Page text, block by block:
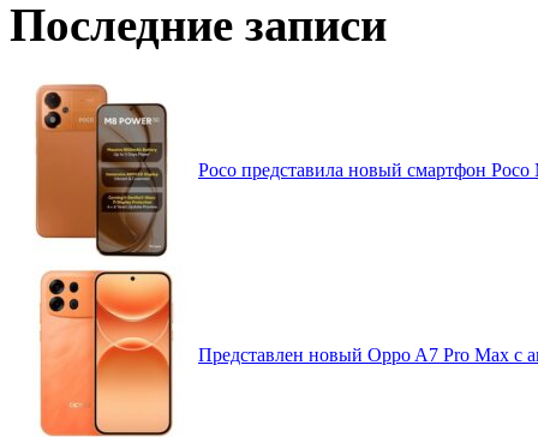
Последние записи
Poco представила новый смартфон
Представлен новый Oppo A7 Pro Max с